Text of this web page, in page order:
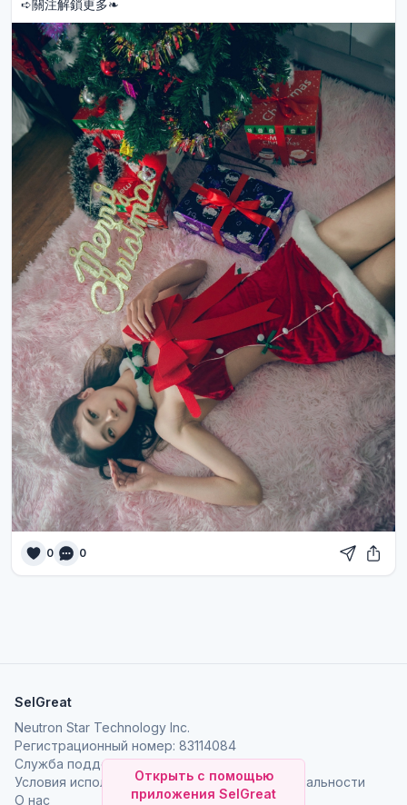
Открыть с помощью
приложения SelGreat
➪關注解鎖更多❧
0 0
SelGreat
Neutron Star Technology Inc.
Регистрационный номер: 83114084
Служба поддержки:neutronstar.ai@gmail.com
Условия использованияПолитика конфиденциальности
О нас